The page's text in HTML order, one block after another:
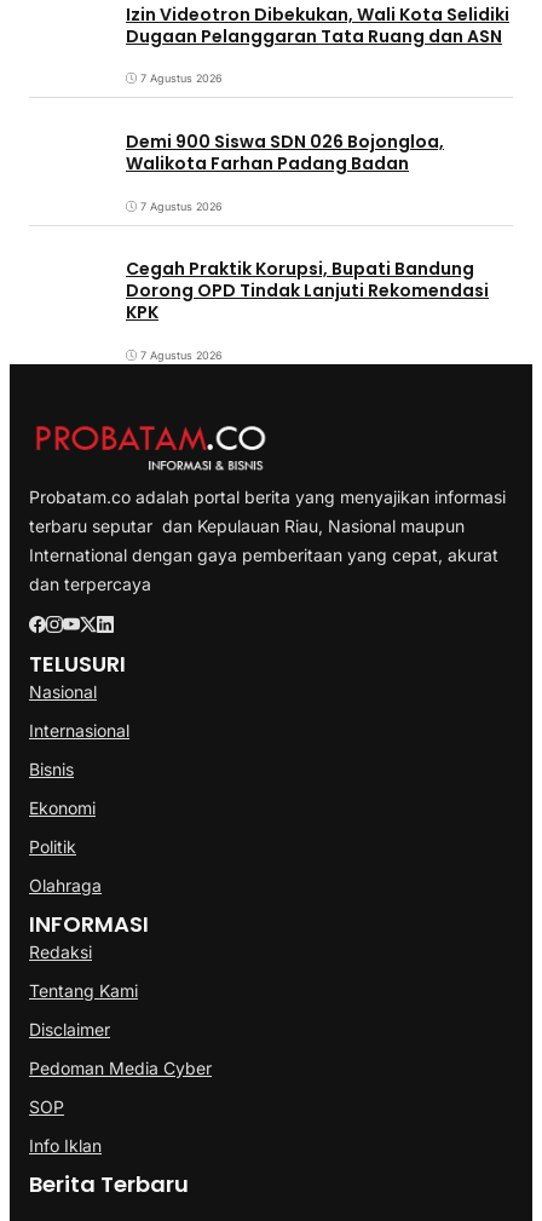
Izin Videotron Dibekukan, Wali Kota Selidiki
Dugaan Pelanggaran Tata Ruang dan ASN
7 Agustus 2026
Demi 900 Siswa SDN 026 Bojongloa,
Walikota Farhan Padang Badan
7 Agustus 2026
Cegah Praktik Korupsi, Bupati Bandung
Dorong OPD Tindak Lanjuti Rekomendasi
KPK
7 Agustus 2026
Probatam.co adalah portal berita yang menyajikan informasi
terbaru seputar dan Kepulauan Riau, Nasional maupun
International dengan gaya pemberitaan yang cepat, akurat
dan terpercaya
TELUSURI
Nasional
Internasional
Bisnis
Ekonomi
Politik
Olahraga
INFORMASI
Redaksi
Tentang Kami
Disclaimer
Pedoman Media Cyber
SOP
Info Iklan
Berita Terbaru